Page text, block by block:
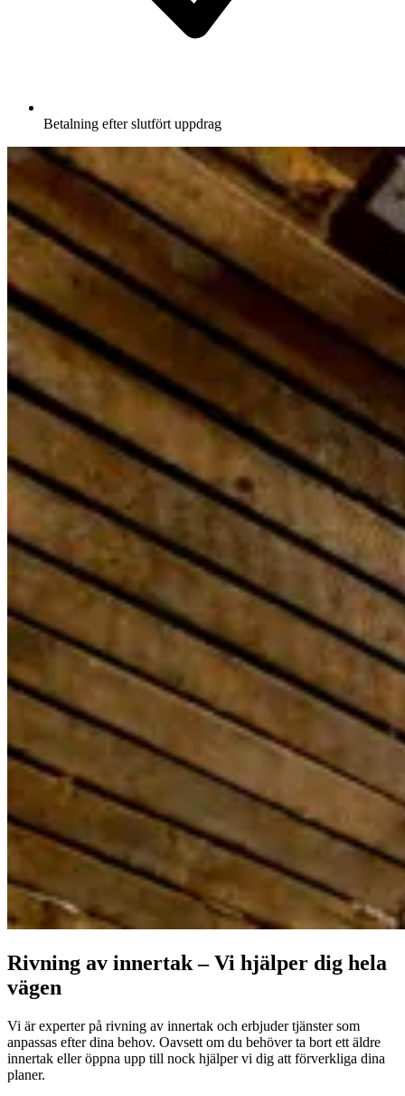
Betalning efter slutfört uppdrag
Rivning av innertak – Vi hjälper dig hela
vägen
Vi är experter på rivning av innertak och erbjuder tjänster som
anpassas efter dina behov. Oavsett om du behöver ta bort ett äldre
innertak eller öppna upp till nock hjälper vi dig att förverkliga dina
planer.